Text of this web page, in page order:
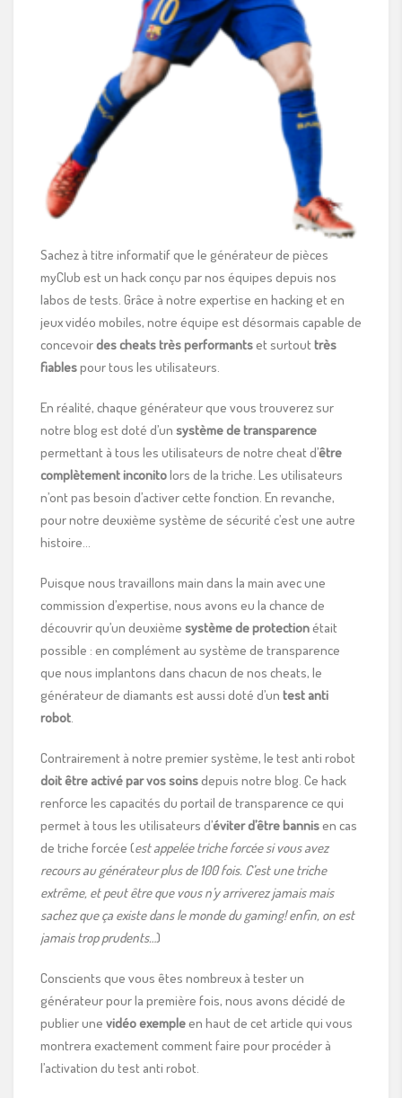
Sachez à titre informatif que le générateur de pièces
myClub est un hack conçu par nos équipes depuis nos
labos de tests. Grâce à notre expertise en hacking et en
jeux vidéo mobiles, notre équipe est désormais capable de
concevoirdes cheats très performantset surtouttrès
fiablespour tous les utilisateurs.
En réalité, chaque générateur que vous trouverez sur
notre blog est doté d’un système de transparence
permettant à tous les utilisateurs de notre cheat d’être
complètement inconitolors de la triche. Les utilisateurs
n’ont pas besoin d’activer cette fonction. En revanche,
pour notre deuxième système de sécurité c’est une autre
histoire…
Puisque nous travaillons main dans la main avec une
commission d’expertise, nous avons eu la chance de
découvrir qu’un deuxième système de protectionétait
possible : en complément au système de transparence
que nous implantons dans chacun de nos cheats, le
générateur de diamants est aussi doté d’un test anti
robot
Contrairement à notre premier système, le test anti robot
doit être activé par vos soinsdepuis notre blog. Ce hack
renforce les capacités du portail de transparence ce qui
permet à tous les utilisateurs d’éviter d’être bannisen cas
de triche forcée (est appelée triche forcée si vous avez
recours au générateur plus de 100 fois. C’est une triche
extrême, et peut être que vous n’y arriverez jamais mais
sachez que ça existe dans le monde du gaming! enfin, on est
jamais trop prudents…)
Conscients que vous êtes nombreux à tester un
générateur pour la première fois, nous avons décidé de
publier une vidéo exempleen haut de cet article qui vous
montrera exactement comment faire pour procéder à
l’activation du test anti robot.